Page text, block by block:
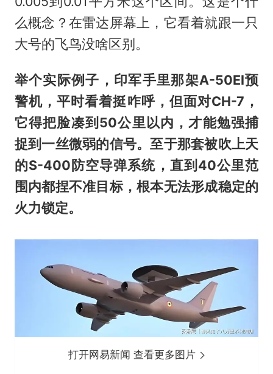
么概念？在雷达屏幕上，它看着就跟一只
大号的飞鸟没啥区别。
举个实际例子，印军手里那架A-50EI预
警机，平时看着挺咋呼，但面对CH-7，
它得把脸凑到50公里以内，才能勉强捕
捉到一丝微弱的信号。至于那套被吹上天
的S-400防空导弹系统，直到40公里范
围内都捏不准目标，根本无法形成稳定的
火力锁定。
打开网易新闻 查看更多图片